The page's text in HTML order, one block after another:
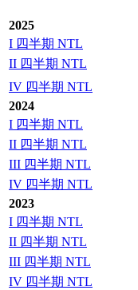
2025
I 四半期 NTL
II 四半期 NTL
IV 四半期 NTL
2024
I 四半期 NTL
II 四半期 NTL
III 四半期 NTL
IV 四半期 NTL
2023
I 四半期 NTL
II 四半期 NTL
III 四半期 NTL
IV 四半期 NTL